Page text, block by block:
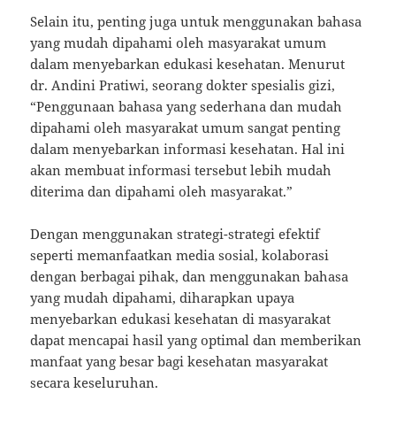
Selain itu, penting juga untuk menggunakan bahasa
yang mudah dipahami oleh masyarakat umum
dalam menyebarkan edukasi kesehatan. Menurut
dr. Andini Pratiwi, seorang dokter spesialis gizi,
“Penggunaan bahasa yang sederhana dan mudah
dipahami oleh masyarakat umum sangat penting
dalam menyebarkan informasi kesehatan. Hal ini
akan membuat informasi tersebut lebih mudah
diterima dan dipahami oleh masyarakat.”
Dengan menggunakan strategi-strategi efektif
seperti memanfaatkan media sosial, kolaborasi
dengan berbagai pihak, dan menggunakan bahasa
yang mudah dipahami, diharapkan upaya
menyebarkan edukasi kesehatan di masyarakat
dapat mencapai hasil yang optimal dan memberikan
manfaat yang besar bagi kesehatan masyarakat
secara keseluruhan.